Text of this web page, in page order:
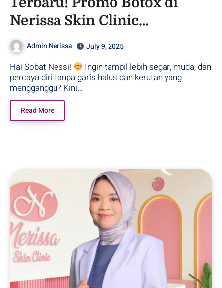
Terbaru! Promo Botox di
Nerissa Skin Clinic
Purwodadi, Grobogan
Admin Nerissa July 9, 2025
Hai Sobat Nessi!
Ingin tampil lebih segar, muda, dan
percaya diri tanpa garis halus dan kerutan yang
mengganggu? Kini…
Read More